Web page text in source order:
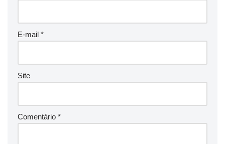
E-mail *
Site
Comentário *